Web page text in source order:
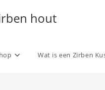
hout
Wat is een Zirben